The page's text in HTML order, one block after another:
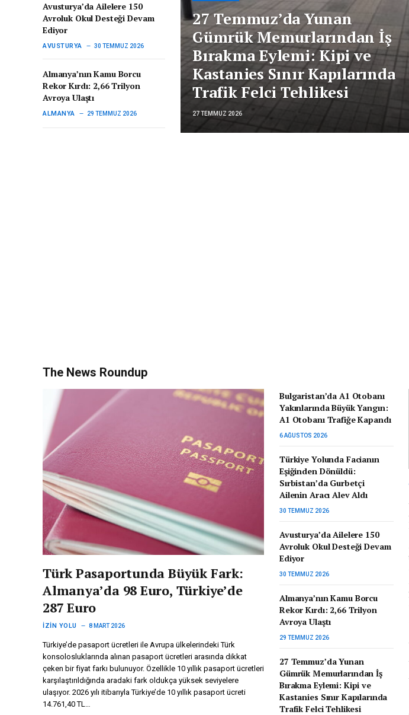
Avusturya’da Ailelere 150
Avroluk Okul Desteği Devam
Ediyor
AVUSTURYA 30 TEMMUZ 2026
Almanya’nın Kamu Borcu
Rekor Kırdı: 2,66 Trilyon
Avroya Ulaştı
ALMANYA 29 TEMMUZ 2026
27 Temmuz’da Yunan
Gümrük Memurlarından İş
Bırakma Eylemi: Kipi ve
Kastanies Sınır Kapılarında
Trafik Felci Tehlikesi
27 TEMMUZ 2026
The News Roundup
Türk Pasaportunda Büyük Fark:
Almanya’da 98 Euro, Türkiye’de
287 Euro
İZIN YOLU 8 MART 2026
Türkiye’de pasaport ücretleri ile Avrupa ülkelerindeki Türk
konsolosluklarında alınan pasaport ücretleri arasında dikkat
çeken bir fiyat farkı bulunuyor. Özellikle 10 yıllık pasaport ücretleri
karşılaştırıldığında aradaki fark oldukça yüksek seviyelere
ulaşıyor. 2026 yılı itibarıyla Türkiye’de 10 yıllık pasaport ücreti
14.761,40 TL…
Bulgaristan’da A1 Otobanı
Yakınlarında Büyük Yangın:
A1 Otobanı Trafiğe Kapandı
6 AĞUSTOS 2026
Türkiye Yolunda Facianın
Eşiğinden Dönüldü:
Sırbistan’da Gurbetçi
Ailenin Aracı Alev Aldı
30 TEMMUZ 2026
Avusturya’da Ailelere 150
Avroluk Okul Desteği Devam
Ediyor
30 TEMMUZ 2026
Almanya’nın Kamu Borcu
Rekor Kırdı: 2,66 Trilyon
Avroya Ulaştı
29 TEMMUZ 2026
27 Temmuz’da Yunan
Gümrük Memurlarından İş
Bırakma Eylemi: Kipi ve
Kastanies Sınır Kapılarında
Trafik Felci Tehlikesi